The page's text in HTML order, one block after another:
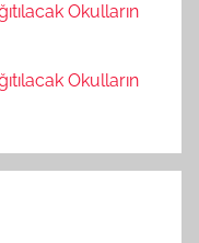
Okulların
Okulların